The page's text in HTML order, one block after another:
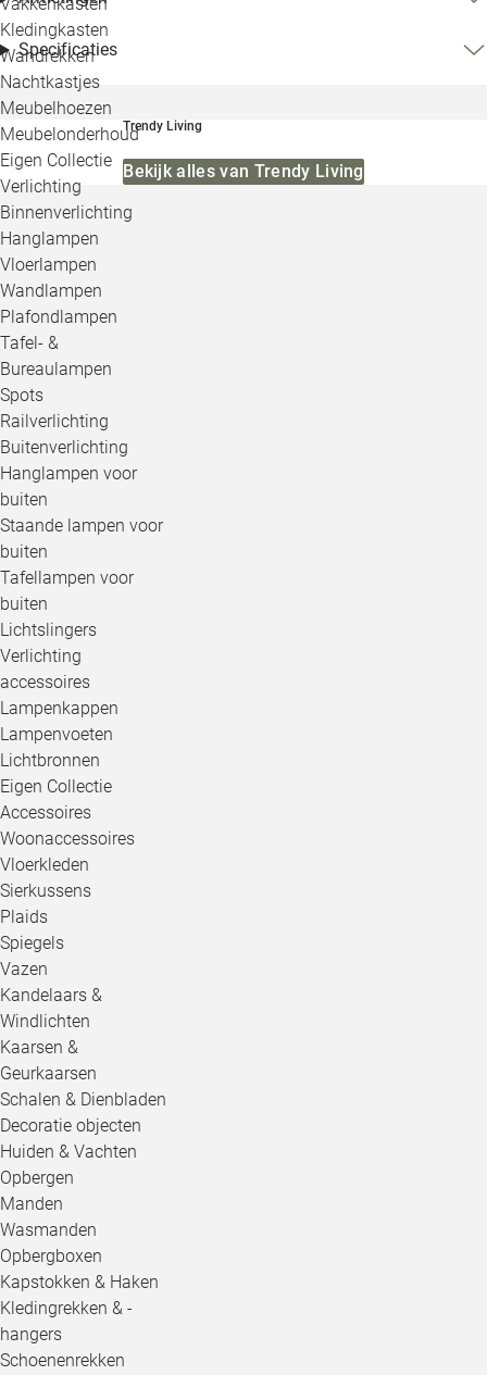
Kledingkasten
Wandrekken
Nachtkastjes
Meubelhoezen
Meubelonderhoud
Eigen Collectie
Verlichting
Binnenverlichting
Hanglampen
Vloerlampen
Wandlampen
Plafondlampen
Tafel- &
Bureaulampen
Spots
Railverlichting
Buitenverlichting
Hanglampen voor
buiten
Staande lampen voor
buiten
Tafellampen voor
buiten
Lichtslingers
Verlichting
accessoires
Lampenkappen
Lampenvoeten
Lichtbronnen
Eigen Collectie
Accessoires
Woonaccessoires
Vloerkleden
Sierkussens
Plaids
Spiegels
Vazen
Kandelaars &
Windlichten
Kaarsen &
Geurkaarsen
Schalen & Dienbladen
Decoratie objecten
Huiden & Vachten
Opbergen
Manden
Wasmanden
Opbergboxen
Kapstokken & Haken
Kledingrekken & -
hangers
Schoenenrekken
Specificaties
Trendy Living
Bekijk alles van Trendy Living